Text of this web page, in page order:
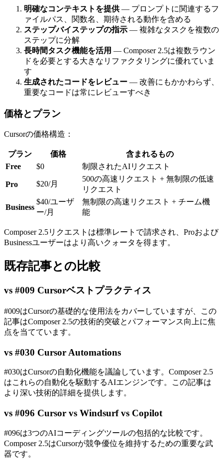
明確なコンテキストを提供— プロンプトに関連するフ
ァイルパス、関数名、期待される動作を含める
ステップバイステップの指示 — 複雑なタスクを複数の
ステップに分解
長時間タスク機能を活用 — Composer 2.5は複数ラウン
ドを必要とする大きなリファクタリングに優れていま
す
生成されたコードをレビュー — 改善にもかかわらず、
重要なコードは常にレビューすべき
価格とプラン
Cursorの価格構造：
プラン 価格
含まれるもの
Free
$0 制限されたAIリクエスト
Pro $20/月
500の高速リクエスト + 無制限の低速
リクエスト
Business
$40/ユーザ
ー/月
無制限の高速リクエスト + チーム機
能
Composer 2.5リクエストは標準レートで請求され、Proおよび
Businessユーザーはより高いクォータを得ます。
既存記事との比較
vs #009 Cursorベストプラクティス
#009はCursorの基礎的な使用法をカバーしていますが、この
記事はComposer 2.5の技術的突破とパフォーマンス向上に焦
点を当てています。
vs #030 Cursor Automations
#030はCursorの自動化機能を議論しています。Composer 2.5
はこれらの自動化を駆動するAIエンジンです。この記事は
より深い技術的詳細を提供します。
vs #096 Cursor vs Windsurf vs Copilot
#096は3つのAIコーディングツールの包括的な比較です。
Composer 2.5はCursorが競争優位を維持するための重要な武
器です。